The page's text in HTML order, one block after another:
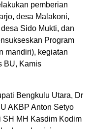
pemberian
desa Malakoni,
Sido Mukti, dan
Program
mandiri), kegiatan
BU, Kamis
Bengkulu Utara, Dr
AKBP Anton Setyo
SH MH Kasdim Kodim